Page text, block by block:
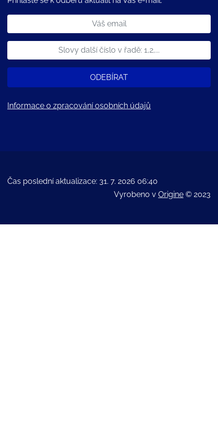
ODEBÍRAT
Informace o zpracování osobních údajů
Čas poslední aktualizace: 31. 7. 2026 06:40
Vyrobeno v Origine © 2023